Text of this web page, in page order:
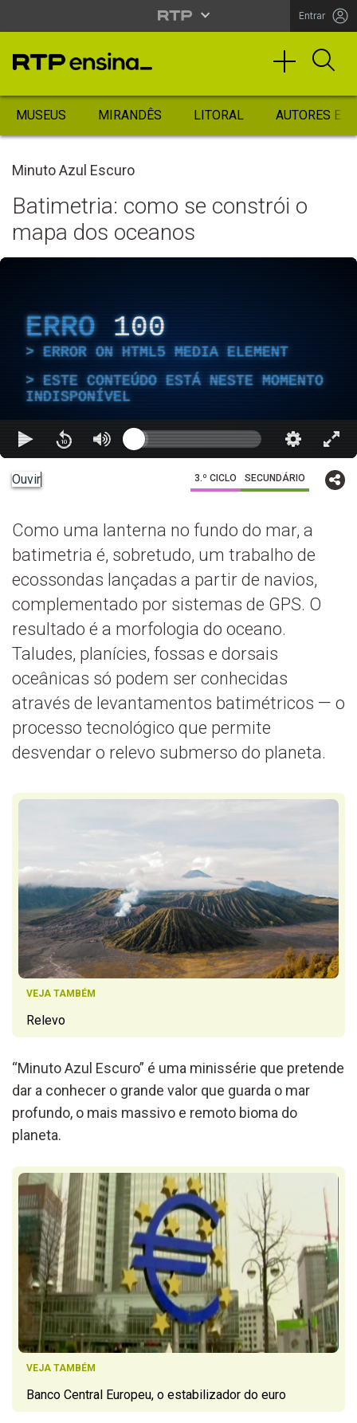
Entrar
MUSEUS MIRANDÊS LITORAL AUTORES
Minuto Azul Escuro
Batimetria: como se constrói o
mapa dos oceanos
ERRO 100
ERROR ON HTML5 MEDIA ELEMENT
ESTE CONTEÚDO ESTÁ NESTE MOMENTO
INDISPONÍVEL
Ouvir 3.º CICLO SECUNDÁRIO
Como uma lanterna no fundo do mar, a
batimetria é, sobretudo, um trabalho de
ecossondas lançadas a partir de navios,
complementado por sistemas de GPS. O
resultado é a morfologia do oceano.
Taludes, planícies, fossas e dorsais
oceânicas só podem ser conhecidas
através de levantamentos batimétricos — o
processo tecnológico que permite
desvendar o relevo submerso do planeta.
VEJA TAMBÉM
Relevo
“Minuto Azul Escuro” é uma minissérie que pretende
dar a conhecer o grande valor que guarda o mar
profundo, o mais massivo e remoto bioma do
planeta.
VEJA TAMBÉM
Banco Central Europeu, o estabilizador do euro